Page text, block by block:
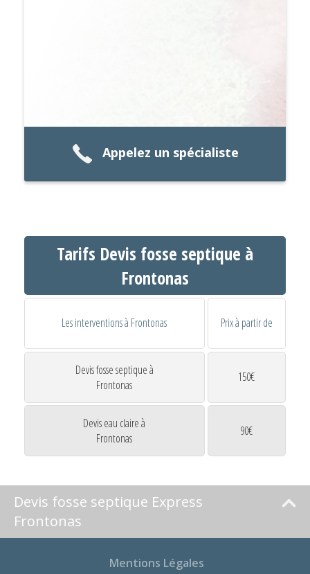
Appelez un spécialiste
Tarifs Devis fosse septique à
Frontonas
Les interventions à Frontonas Prix à partir de
Devis fosse septique à
Frontonas
150€
Devis eau claire à
Frontonas
90€
Devis fosse septique Express
Frontonas
Mentions Légales